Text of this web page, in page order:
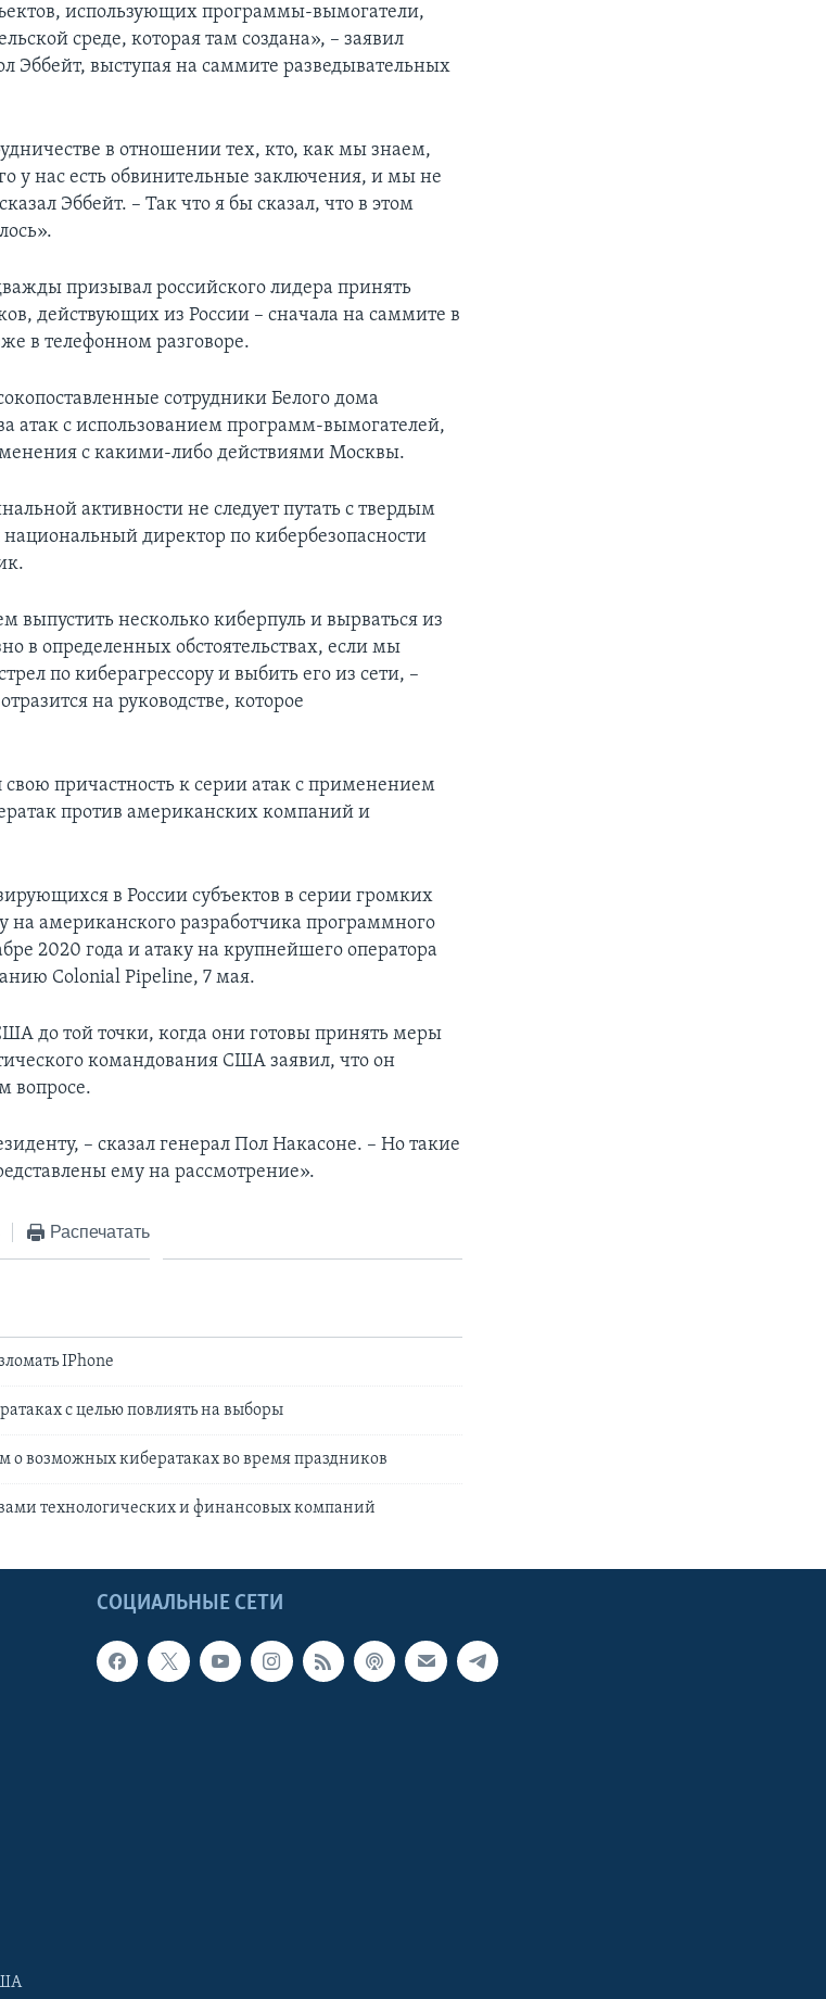
использующих программы-вымогатели,
среде, которая там создана», – заявил
Эббейт, выступая на саммите разведывательных
в отношении тех, кто, как мы знаем,
у нас есть обвинительные заключения, и мы не
Эббейт. – Так что я бы сказал, что в этом
призывал российского лидера принять
действующих из России – сначала на саммите в
в телефонном разговоре.
сотрудники Белого дома
атак с использованием программ-вымогателей,
с какими-либо действиями Москвы.
активности не следует путать с твердым
директор по кибербезопасности
несколько киберпуль и вырваться из
в определенных обстоятельствах, если мы
по киберагрессору и выбить его из сети, –
на руководстве, которое
причастность к серии атак с применением
против американских компаний и
в России субъектов в серии громких
на американского разработчика программного
2020 года и атаку на крупнейшего оператора
Colonial Pipeline, 7 мая.
до той точки, когда они готовы принять меры
командования США заявил, что он
вопросе.
– сказал генерал Пол Накасоне. – Но такие
ему на рассмотрение».
Распечатать
IPhone
с целью повлиять на выборы
возможных кибератаках во время праздников
технологических и финансовых компаний
СОЦИАЛЬНЫЕ СЕТИ